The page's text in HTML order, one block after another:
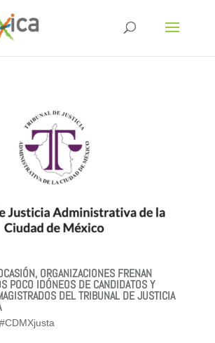
ORGANIZACIONES FRENAN
POCO IDÓNEOS DE CANDIDATOS Y
DEL TRIBUNAL DE JUSTICIA
#CDMXjusta